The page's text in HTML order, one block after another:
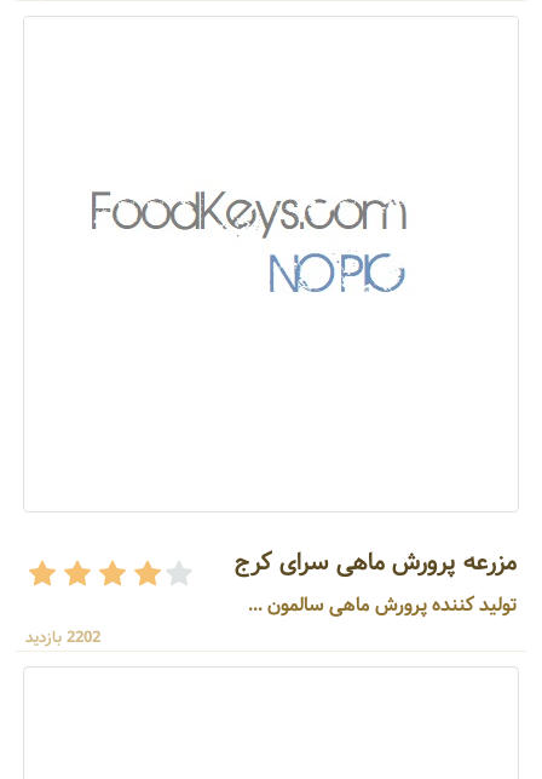
مزرعه پرورش ماهی سرای کرج
تولید کننده پرورش ماهی سالمون ...
2202 بازدید